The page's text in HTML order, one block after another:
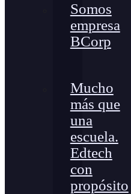
Somos
empresa
BCorp
Mucho
más que
una
escuela.
Edtech
con
propósito